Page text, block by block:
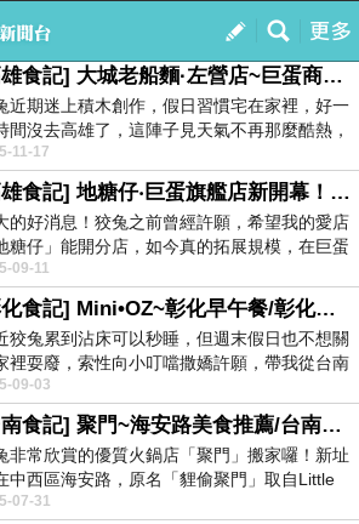
我的
訂閱
全紀錄
[高雄食記] 大城老船麵·左營店~巨蛋商圈、左營必吃美食！高雄船麵/左營泰式料理推薦！神還原泰國經典小吃&電線桿街景！
近期迷上積木創作，假日習慣宅在家裡，好一
間沒去高雄了，這陣子見天氣不再那麼酷熱，
揪小叮噹...
11-17
[高雄食記] 地糖仔‧巨蛋旗艦店新開幕！鼓山美食推薦必吃！唯一台灣籍米其林利苑港點主廚葉師傅，穩紮穩打13年再開二店！
的好消息！狡兔之前曾經許願，希望我的愛店
糖仔」能開分店，如今真的拓展規模，在巨蛋
開了旗艦...
09-11
[彰化食記] Mini•OZ~彰化早午餐/彰化火車站美食推薦！闖入天使的後花園！夢幻澳式早午餐&甜點！大份量雙人餐盤！
狡兔累到沾床可以秒睡，但週末假日也不想關
裡耍廢，索性向小叮噹撒嬌許願，帶我從台南
彰化，品...
09-03
[台南食記] 聚門~海安路美食推薦/台南中西區火鍋可全素食~夢幻玫瑰鮮奶鍋&新品雞湯手工拉麵！停車便利！
非常欣賞的優質火鍋店「聚門」搬家囉！新址
中西區海安路，原名「貍偷聚門」取自Little
07-31